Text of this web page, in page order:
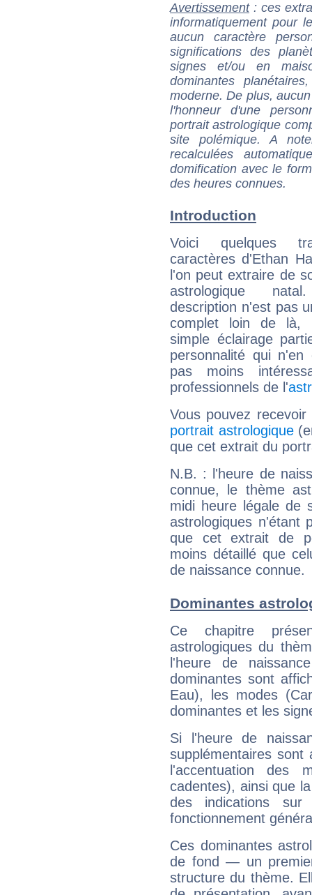
Avertissement: ces
informatiquement pour
aucun caractère
significations des
signes et/ou en
dominantes
moderne. De plus,
l'honneur d'une
portrait astrologique
site polémique. A
recalculées
domification avec le
des heures connues.
Introduction
Voici quelques
caractères d'Ethan
l'on peut extraire de
astrologique
description n'est pas
complet loin de là,
simple éclairage
personnalité qui n'en
pas moins
professionnels de l'
Vous pouvez
portrait astrologique
que cet extrait du
N.B. : l'heure de
connue, le thème
midi heure légale de
astrologiques n'étant
que cet extrait de
moins détaillé que
de naissance connue.
Dominantes
Ce chapitre
astrologiques du
l'heure de
dominantes sont
Eau), les modes
dominantes et les
Si l'heure de
supplémentaires sont
l'accentuation des
cadentes), ainsi que
des indications sur
fonctionnement
Ces dominantes
de fond — un
structure du thème.